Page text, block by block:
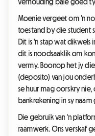
verhouding baie goed
Moenie vergeet om 'n
toestand by die student
Dit is 'n stap wat
dit is noodsaaklik om
vermy. Boonop het jy
(deposito) van jou
se huur mag oorskry
bankrekening in sy
Die gebruik van 'n
raamwerk. Ons verskaf